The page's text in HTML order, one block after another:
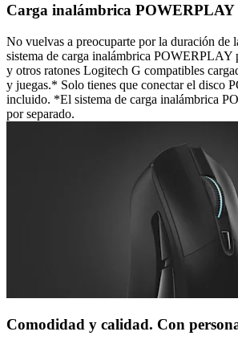
Carga inalámbrica POWERPLAY
No vuelvas a preocuparte por la duración de
sistema de carga inalámbrica POWERPLAY
y otros ratones Logitech G compatibles
y juegas.* Solo tienes que conectar el disco
incluido. *El sistema de carga inalámbrica
por separado.
Comodidad y calidad. Con